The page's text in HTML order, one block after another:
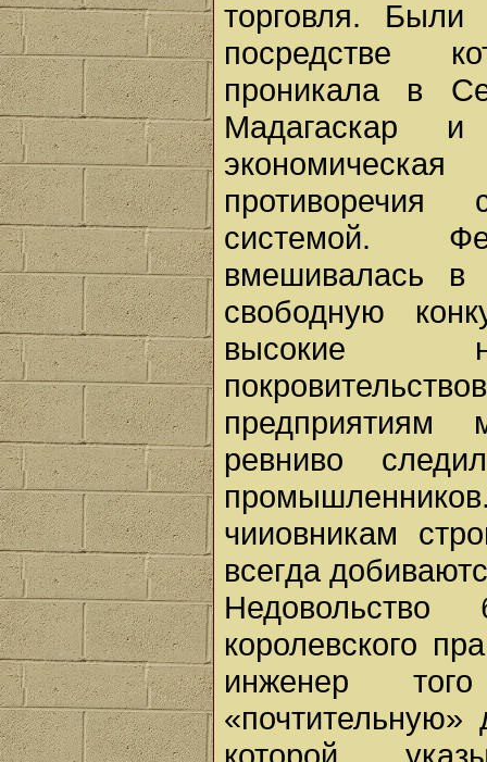
торговля. Были
посредстве
проникала в
Мадагаскар
противоречия
системой.
вмешивалась в
свободную
высокие
ревниво
чииовникам
всегда
Недовольство
королевского
инженер